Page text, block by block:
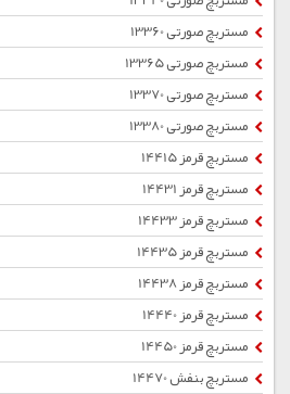
مستربچ صورتی 13360
مستربچ صورتی 13365
مستربچ صورتی 13370
مستربچ صورتی 13380
مستربچ قرمز 14415
مستربچ قرمز 14431
مستربچ قرمز 14433
مستربچ قرمز 14435
مستربچ قرمز 14438
مستربچ قرمز 14440
مستربچ قرمز 14450
مستربچ بنفش 14470